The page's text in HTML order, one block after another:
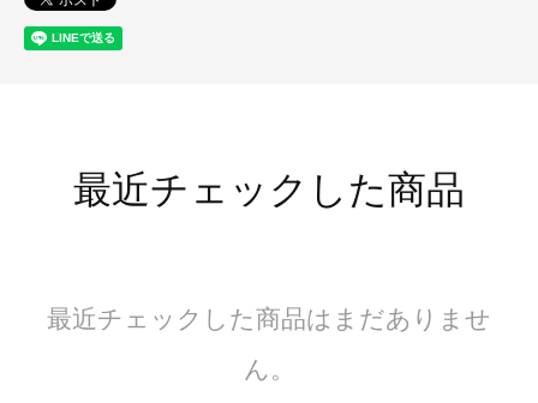
最近チェックした商品
最近チェックした商品はまだありませ
ん。